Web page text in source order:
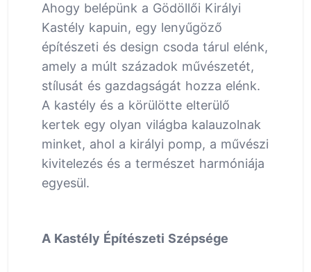
Ahogy belépünk a Gödöllői Királyi
Kastély kapuin, egy lenyűgöző
építészeti és design csoda tárul elénk,
amely a múlt századok művészetét,
stílusát és gazdagságát hozza elénk.
A kastély és a körülötte elterülő
kertek egy olyan világba kalauzolnak
minket, ahol a királyi pomp, a művészi
kivitelezés és a természet harmóniája
egyesül.
A Kastély Építészeti Szépsége